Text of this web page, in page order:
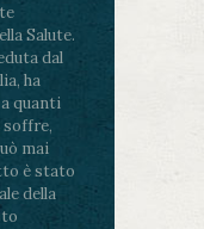
Salute.
dal
ha
quanti
soffre,
mai
è stato
della